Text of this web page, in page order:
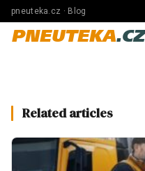
pneuteka.cz · Blog
PNEUTEKA.CZ
Related articles